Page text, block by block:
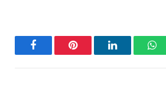
FacebookPinterest LinkedIn